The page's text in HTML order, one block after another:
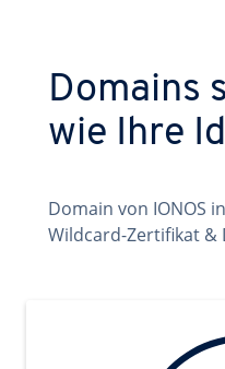
Domains
wie Ihre
Domain von IONOS
Wildcard-Zertifikat &